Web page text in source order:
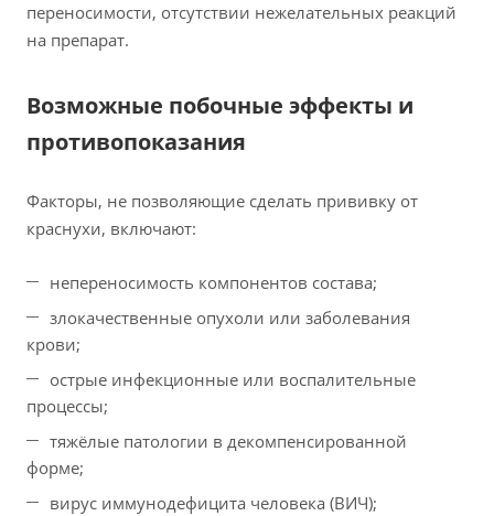
переносимости, отсутствии нежелательных реакций
на препарат.
Возможные побочные эффекты и
противопоказания
Факторы, не позволяющие сделать прививку от
краснухи, включают:
непереносимость компонентов состава;
злокачественные опухоли или заболевания
крови;
острые инфекционные или воспалительные
процессы;
тяжёлые патологии в декомпенсированной
форме;
вирус иммунодефицита человека (ВИЧ);